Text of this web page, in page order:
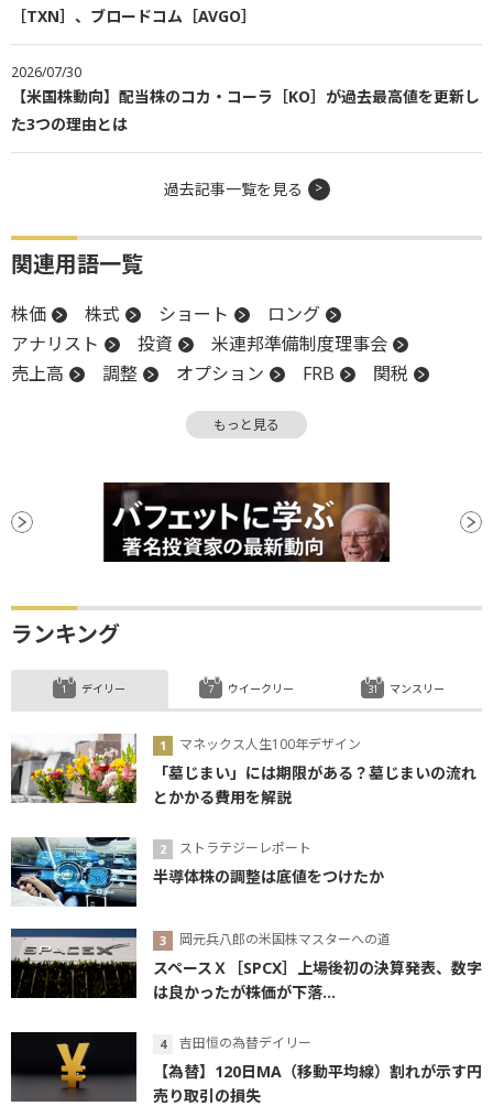
［TXN］、ブロードコム［AVGO］
2026/07/30
【米国株動向】配当株のコカ・コーラ［KO］が過去最高値を更新し
た3つの理由とは
過去記事一覧を見る
関連用語一覧
株価 株式 ショート
ロング
アナリスト
投資
米連邦準備制度理事会
売上高
調整 オプション FRB
関税
もっと見る
ランキング
デイリー
マネックス人生100年デザイン
「墓じまい」には期限がある？墓じまいの流れ
とかかる費用を解説
ストラテジーレポート
半導体株の調整は底値をつけたか
岡元兵八郎の米国株マスターへの道
スペースＸ［SPCX］上場後初の決算発表、数字
は良かったが株価が下落...
吉田恒の為替デイリー
【為替】120日MA（移動平均線）割れが示す円
売り取引の損失
ウイークリー マンスリー